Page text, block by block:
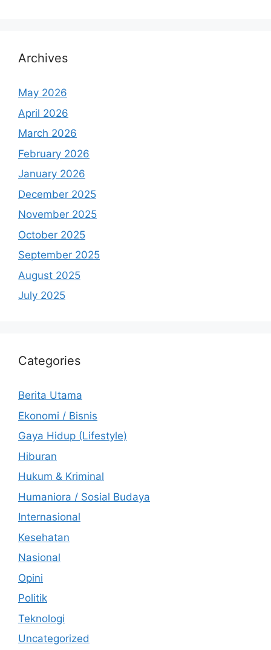
Archives
May 2026
April 2026
March 2026
February 2026
January 2026
December 2025
November 2025
October 2025
September 2025
August 2025
July 2025
Categories
Berita Utama
Ekonomi / Bisnis
Gaya Hidup (Lifestyle)
Hiburan
Hukum & Kriminal
Humaniora / Sosial Budaya
Internasional
Kesehatan
Nasional
Opini
Politik
Teknologi
Uncategorized